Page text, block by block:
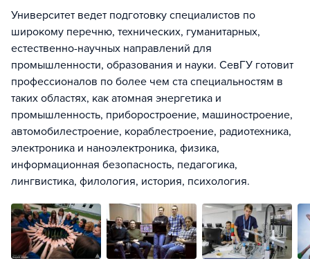
Университет ведет подготовку специалистов по
широкому перечню, технических, гуманитарных,
естественно-научных направлений для
промышленности, образования и науки. СевГУ готовит
профессионалов по более чем ста специальностям в
таких областях, как атомная энергетика и
промышленность, приборостроение, машиностроение,
автомобилестроение, кораблестроение, радиотехника,
электроника и наноэлектроника, физика,
информационная безопасность, педагогика,
лингвистика, филология, история, психология.